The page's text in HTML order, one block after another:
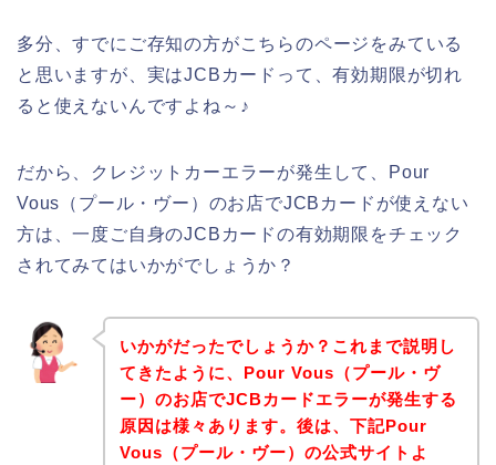
多分、すでにご存知の方がこちらのページをみている
と思いますが、実はJCBカードって、有効期限が切れ
ると使えないんですよね～♪
だから、クレジットカーエラーが発生して、Pour
Vous（プール・ヴー）のお店でJCBカードが使えない
方は、一度ご自身のJCBカードの有効期限をチェック
されてみてはいかがでしょうか？
いかがだったでしょうか？これまで説明し
てきたように、Pour Vous（プール・ヴ
ー）のお店でJCBカードエラーが発生する
原因は様々あります。後は、下記Pour
Vous（プール・ヴー）の公式サイトよ